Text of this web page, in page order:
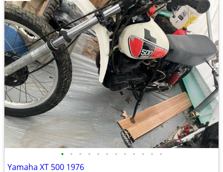
• • • • • • • • • • • •
Yamaha XT 500 1976